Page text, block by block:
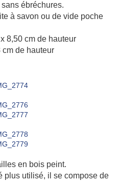
ébréchures.
à savon ou de vide poche
8,50 cm de hauteur
cm de hauteur
en bois peint.
plus utilisé, il se compose de